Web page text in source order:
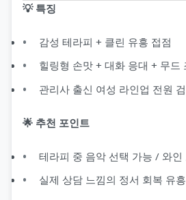
💡 특징
감성 테라피 + 클린 유흥 접점
힐링형 손맛 + 대화 응대 + 무드
관리사 출신 여성 라인업 전원
🌟 추천 포인트
테라피 중 음악 선택 가능 / 와
실제 상담 느낌의 정서 회복 유흥